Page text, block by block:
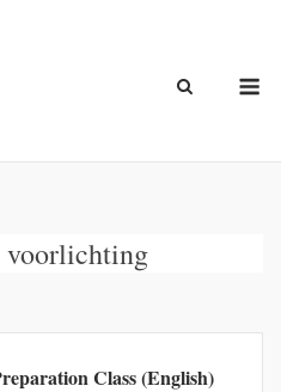
voorlichting
Class (English)